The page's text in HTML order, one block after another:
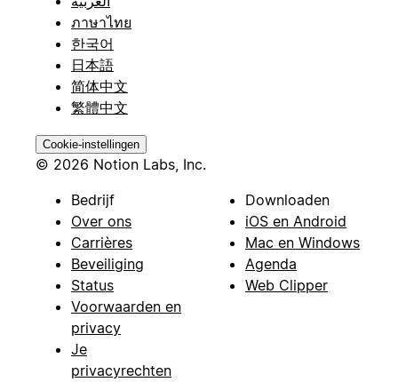
ภาษาไทย
한국어
日本語
简体中文
繁體中文
Cookie-instellingen
© 2026 Notion Labs, Inc.
Bedrijf
Over ons
Carrières
Beveiliging
Status
Voorwaarden en
privacy
Je
privacyrechten
Downloaden
iOS en Android
Mac en Windows
Agenda
Web Clipper